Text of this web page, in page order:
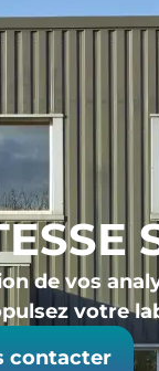
de vos
votre
contacter